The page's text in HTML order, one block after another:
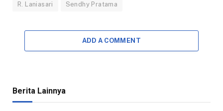
R. Laniasari Sendhy Pratama
ADD A COMMENT
Berita Lainnya